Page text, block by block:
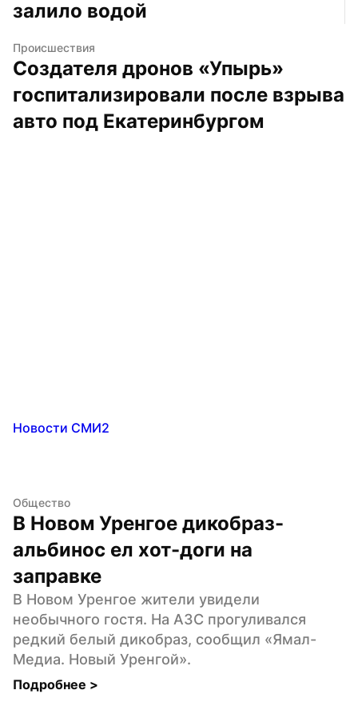
залило водой
Происшествия
Создателя дронов «Упырь»
госпитализировали после взрыва
авто под Екатеринбургом
Новости СМИ2
Общество
В Новом Уренгое дикобраз-
альбинос ел хот-доги на
заправке
В Новом Уренгое жители увидели
необычного гостя. На АЗС прогуливался
редкий белый дикобраз, сообщил «Ямал-
Медиа. Новый Уренгой».
Подробнее >